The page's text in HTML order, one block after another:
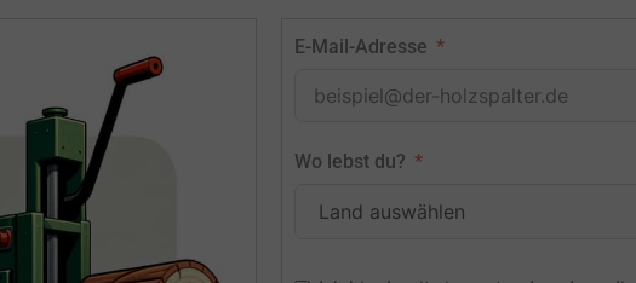
E-Mail-Adresse
Wo lebst du?